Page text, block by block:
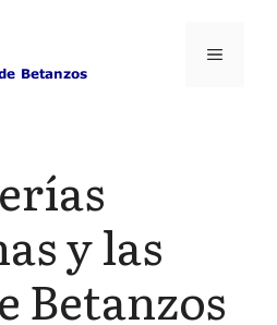
Menú
y las
Betanzos